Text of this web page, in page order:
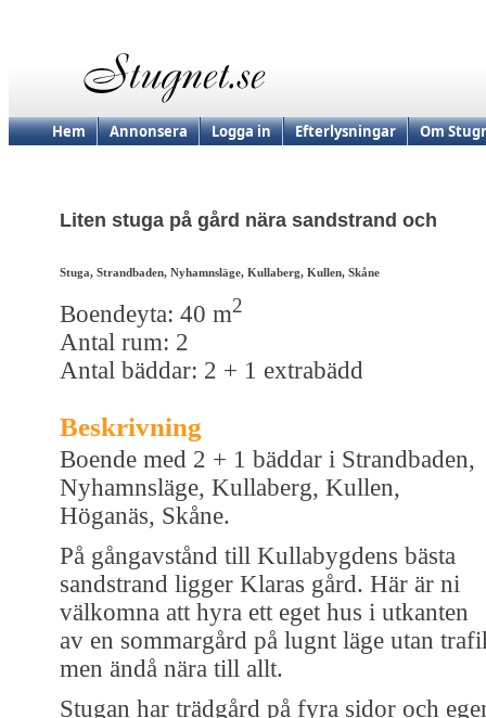
Hem Annonsera Logga in Efterlysningar Om
Liten stuga på gård nära sandstrand och
Stuga, Strandbaden, Nyhamnsläge, Kullaberg, Kullen, Skåne
Boendeyta: 40 m2
Antal rum: 2
Antal bäddar: 2 + 1 extrabädd
Beskrivning
Boende med 2 + 1 bäddar i Strandbaden,
Nyhamnsläge, Kullaberg, Kullen,
Höganäs, Skåne.
På gångavstånd till Kullabygdens bästa
sandstrand ligger Klaras gård. Här är ni
välkomna att hyra ett eget hus i utkanten
av en sommargård på lugnt läge utan
men ändå nära till allt.
Stugan har trädgård på fyra sidor och